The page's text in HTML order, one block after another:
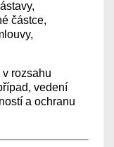
částce,
rozsahu
vedení
a ochranu